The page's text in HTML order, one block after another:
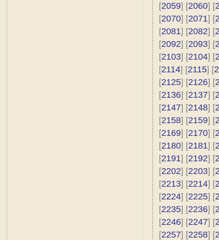
[2059] [2060] [
[2070] [2071] [
[2081] [2082] [
[2092] [2093] [
[2103] [2104] [
[2114] [2115] [
[2125] [2126] [
[2136] [2137] [
[2147] [2148] [
[2158] [2159] [
[2169] [2170] [
[2180] [2181] [
[2191] [2192] [
[2202] [2203] [
[2213] [2214] [
[2224] [2225] [
[2235] [2236] [
[2246] [2247] [
[2257] [2258] [